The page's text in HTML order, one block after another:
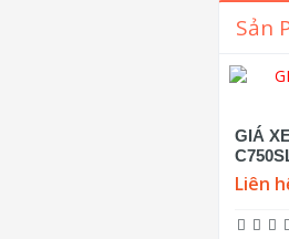
Sản
GIÁ
Liên